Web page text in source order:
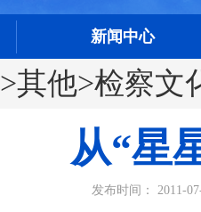
新闻中心
>其他>检察文
从“星
发布时间： 2011-